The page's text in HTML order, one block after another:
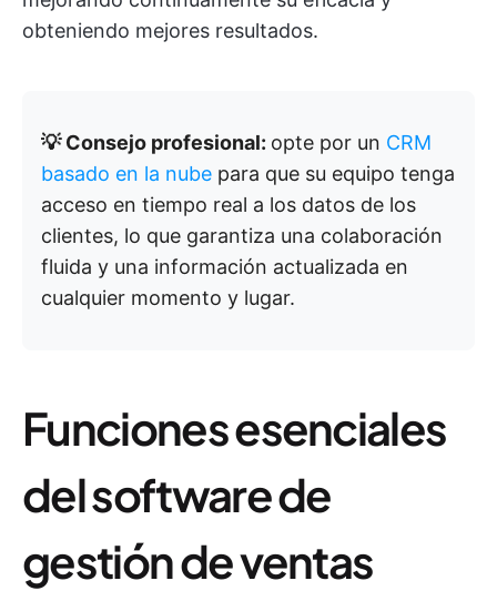
obteniendo mejores resultados.
💡 Consejo profesional: opte por un CRM
basado en la nube para que su equipo tenga
acceso en tiempo real a los datos de los
clientes, lo que garantiza una colaboración
fluida y una información actualizada en
cualquier momento y lugar.
Funciones esenciales
del software de
gestión de ventas